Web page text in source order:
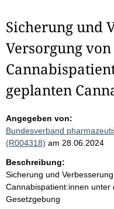
Sicherung und
Versorgung von
geplanten
Angegeben von:
Bundesverband
(R004318) am 28.06.2024
Beschreibung:
Sicherung und
Cannabispatient:innen unter
Gesetzgebung